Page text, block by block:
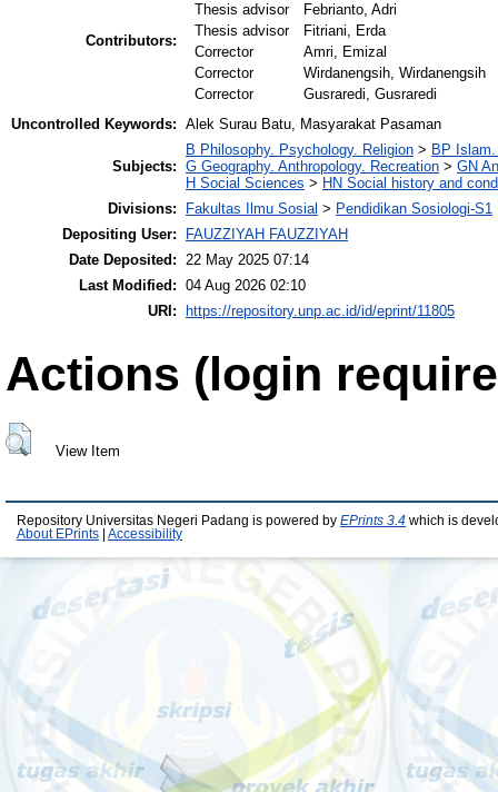
Contributors:
Thesis advisor
Febrianto, Adri
Thesis advisor
Fitriani, Erda
Corrector
Amri, Emizal
Corrector
Wirdanengsih, Wirdanengsih
Corrector
Gusraredi, Gusraredi
Uncontrolled Keywords: Alek Surau Batu, Masyarakat Pasaman
Subjects:
B Philosophy. Psychology. Religion > BP
G Geography. Anthropology. Recreation > GN
H Social Sciences > HN Social history and
Divisions:
Fakultas Ilmu Sosial > Pendidikan Sosiologi-S1
Depositing User:
FAUZZIYAH FAUZZIYAH
Date Deposited: 22 May 2025 07:14
Last Modified: 04 Aug 2026 02:10
URI:
https://repository.unp.ac.id/id/eprint/11805
Actions (login
View Item
Repository Universitas Negeri Padang is powered by EPrints 3.4 which is
About EPrints
Accessibility